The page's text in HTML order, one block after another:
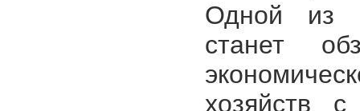
Одной из
станет
хозяйств